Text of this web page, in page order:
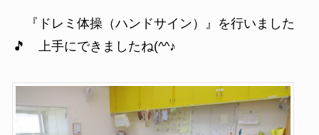
『ドレミ体操（ハンドサイン）』を行いました
🎵 上手にできましたね(^^♪